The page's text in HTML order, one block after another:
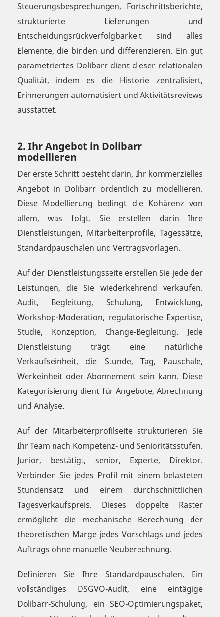
Steuerungsbesprechungen, Fortschrittsberichte,
strukturierte Lieferungen und
Entscheidungsrückverfolgbarkeit sind alles
Elemente, die binden und differenzieren. Ein gut
parametriertes Dolibarr dient dieser relationalen
Qualität, indem es die Historie zentralisiert,
Erinnerungen automatisiert und Aktivitätsreviews
ausstattet.
2. Ihr Angebot in Dolibarr
modellieren
Der erste Schritt besteht darin, Ihr kommerzielles
Angebot in Dolibarr ordentlich zu modellieren.
Diese Modellierung bedingt die Kohärenz von
allem, was folgt. Sie erstellen darin Ihre
Dienstleistungen, Mitarbeiterprofile, Tagessätze,
Standardpauschalen und Vertragsvorlagen.
Auf der Dienstleistungsseite erstellen Sie jede der
Leistungen, die Sie wiederkehrend verkaufen.
Audit, Begleitung, Schulung, Entwicklung,
Workshop-Moderation, regulatorische Expertise,
Studie, Konzeption, Change-Begleitung. Jede
Dienstleistung trägt eine natürliche
Verkaufseinheit, die Stunde, Tag, Pauschale,
Werkeinheit oder Abonnement sein kann. Diese
Kategorisierung dient für Angebote, Abrechnung
und Analyse.
Auf der Mitarbeiterprofilseite strukturieren Sie
Ihr Team nach Kompetenz- und Senioritätsstufen.
Junior, bestätigt, senior, Experte, Direktor.
Verbinden Sie jedes Profil mit einem belasteten
Stundensatz und einem durchschnittlichen
Tagesverkaufspreis. Dieses doppelte Raster
ermöglicht die mechanische Berechnung der
theoretischen Marge jedes Vorschlags und jedes
Auftrags ohne manuelle Neuberechnung.
Definieren Sie Ihre Standardpauschalen. Ein
vollständiges DSGVO-Audit, eine eintägige
Dolibarr-Schulung, ein SEO-Optimierungspaket,